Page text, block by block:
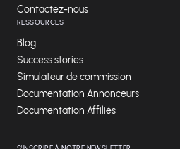
Contactez-nous
RESSOURCES
Blog
Success stories
Simulateur de commission
Documentation Annonceurs
Documentation Affiliés